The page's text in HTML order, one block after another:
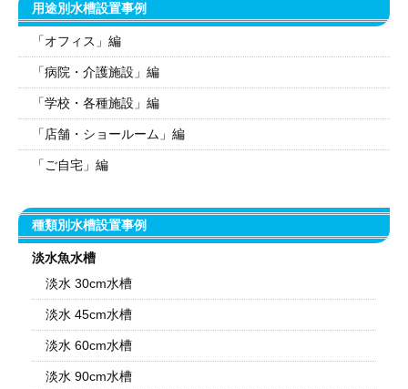
用途別水槽設置事例
「オフィス」編
「病院・介護施設」編
「学校・各種施設」編
「店舗・ショールーム」編
「ご自宅」編
種類別水槽設置事例
淡水魚水槽
淡水 30cm水槽
淡水 45cm水槽
淡水 60cm水槽
淡水 90cm水槽